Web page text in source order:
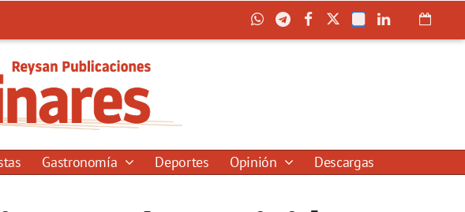
Gastronomía Deportes Opinión Descargas